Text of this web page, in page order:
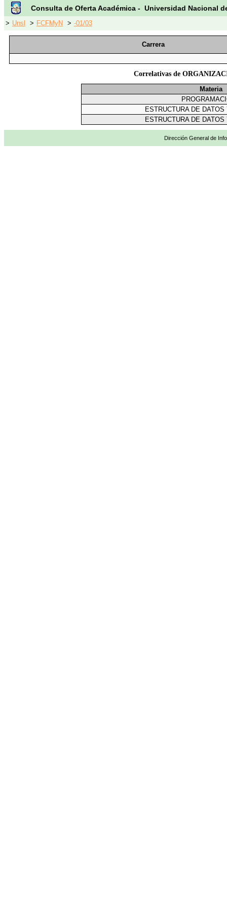
Consulta de Oferta Académica - Universidad Nacional
> Unsl > FCFMyN > -01/03
Carrera
Correlativas de
Materia
ESTRUCTURA DE
ESTRUCTURA DE
Dirección General de